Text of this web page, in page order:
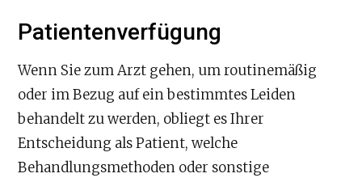
Patientenverfügung
Wenn Sie zum Arzt gehen, um routinemäßig
oder im Bezug auf ein bestimmtes Leiden
behandelt zu werden, obliegt es Ihrer
Entscheidung als Patient, welche
Behandlungsmethoden oder sonstige